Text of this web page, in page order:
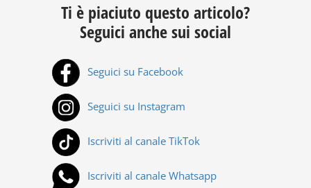
Ti è piaciuto questo articolo?
Seguici anche sui social
Seguici su Facebook
Seguici su Instagram
Iscriviti al canale TikTok
Iscriviti al canale Whatsapp